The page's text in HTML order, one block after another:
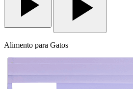
Alimento para Gatos